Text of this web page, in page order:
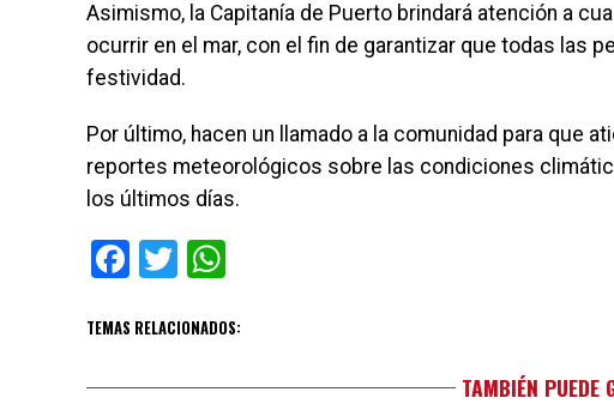
Asimismo, la Capitanía de Puerto brindará atención a
ocurrir en el mar, con el fin de garantizar que todas las
festividad.
Por último, hacen un llamado a la comunidad para que
reportes meteorológicos sobre las condiciones
los últimos días.
Facebook
Twitter
TEMAS RELACIONADOS:
TAMBIÉN PUEDE